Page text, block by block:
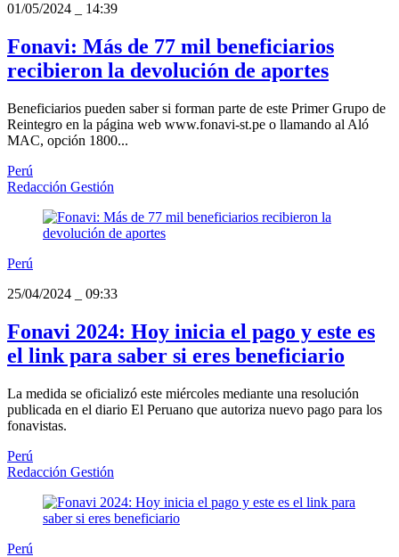
01/05/2024
14:39
Fonavi: Más de 77 mil beneficiarios
recibieron la devolución de aportes
Beneficiarios pueden saber si forman parte de este Primer Grupo de
Reintegro en la página web www.fonavi-st.pe o llamando al Aló
MAC, opción 1800...
Perú
Redacción Gestión
Perú
25/04/2024
09:33
Fonavi 2024: Hoy inicia el pago y este es
el link para saber si eres beneficiario
La medida se oficializó este miércoles mediante una resolución
publicada en el diario El Peruano que autoriza nuevo pago para los
fonavistas.
Perú
Redacción Gestión
Perú